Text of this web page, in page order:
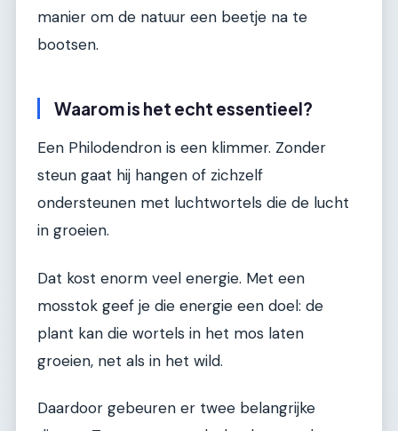
manier om de natuur een beetje na te
bootsen.
Waarom is het echt essentieel?
Een Philodendron is een klimmer. Zonder
steun gaat hij hangen of zichzelf
ondersteunen met luchtwortels die de lucht
in groeien.
Dat kost enorm veel energie. Met een
mosstok geef je die energie een doel: de
plant kan die wortels in het mos laten
groeien, net als in het wild.
Daardoor gebeuren er twee belangrijke